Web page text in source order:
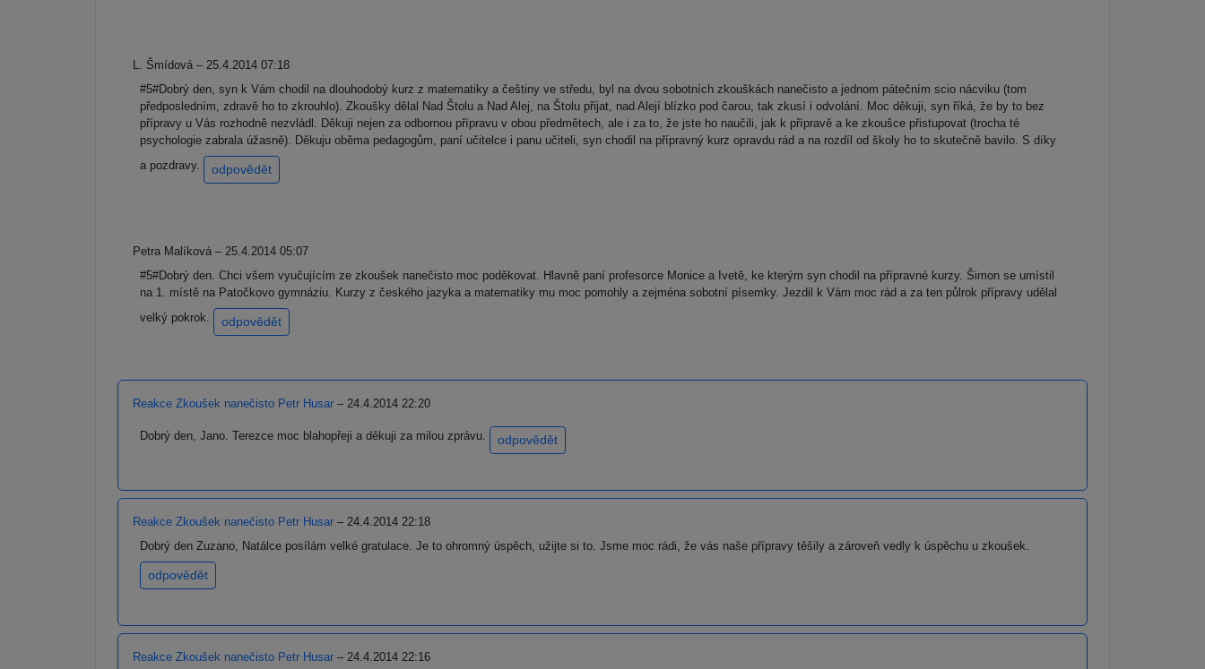
L. Šmídová – 25.4.2014 07:18
#5#Dobrý den, syn k Vám chodil na dlouhodobý kurz z matematiky a češtiny ve středu, byl na dvou sobotních zkouškách nanečisto a jednom pátečním scio nácviku (tom
předposledním, zdravě ho to zkrouhlo). Zkoušky dělal Nad Štolu a Nad Alej, na Štolu přijat, nad Alejí blízko pod čarou, tak zkusí i odvolání. Moc děkuji, syn říká, že by to bez
přípravy u Vás rozhodně nezvládl. Děkuji nejen za odbornou přípravu v obou předmětech, ale i za to, že jste ho naučili, jak k přípravě a ke zkoušce přistupovat (trocha té
psychologie zabrala úžasně). Děkuju oběma pedagogům, paní učitelce i panu učiteli, syn chodil na přípravný kurz opravdu rád a na rozdíl od školy ho to skutečně bavilo. S díky
a pozdravy.
odpovědět
Petra Malíková – 25.4.2014 05:07
#5#Dobrý den. Chci všem vyučujícím ze zkoušek nanečisto moc poděkovat. Hlavně paní profesorce Monice a Ivetě, ke kterým syn chodil na přípravné kurzy. Šimon se umístil
na 1. místě na Patočkovo gymnáziu. Kurzy z českého jazyka a matematiky mu moc pomohly a zejména sobotní písemky. Jezdil k Vám moc rád a za ten půlrok přípravy udělal
velký pokrok.
odpovědět
Reakce Zkoušek nanečisto Petr Husar – 24.4.2014 22:20
Dobrý den, Jano. Terezce moc blahopřeji a děkuji za milou zprávu. odpovědět
Reakce Zkoušek nanečisto Petr Husar – 24.4.2014 22:18
Dobrý den Zuzano, Natálce posílám velké gratulace. Je to ohromný úspěch, užijte si to. Jsme moc rádi, že vás naše přípravy těšily a zároveň vedly k úspěchu u zkoušek.
odpovědět
Reakce Zkoušek nanečisto Petr Husar – 24.4.2014 22:16